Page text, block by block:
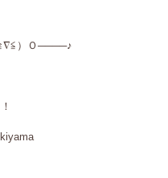
）Ｏ────♪